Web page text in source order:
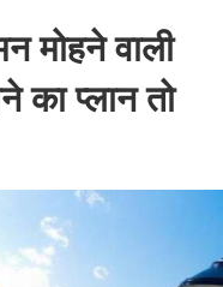
मोहने वाली
प्लान तो